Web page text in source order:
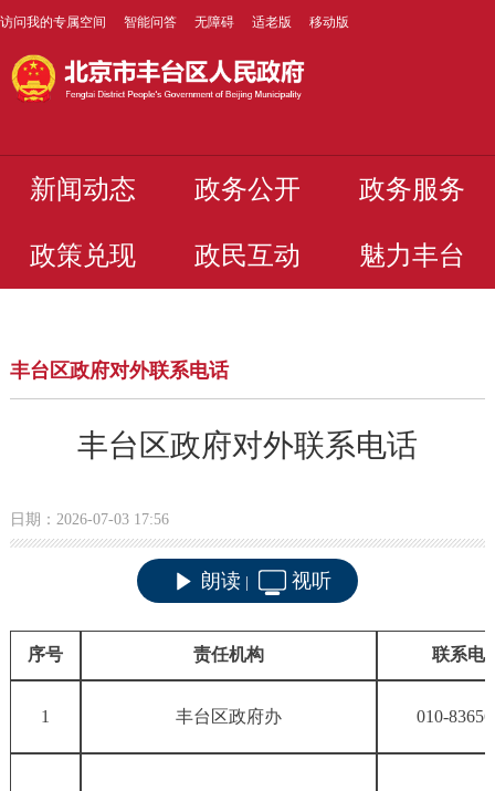
访问我的专属空间 智能问答 无障碍 适老版 移动版
新闻动态 政务公开 政务服务
政策兑现 政民互动 魅力丰台
丰台区政府对外联系电话
丰台区政府对外联系电话
日期：2026-07-03 17:56
朗读 视听
序号 责任机构 联系电
1 丰台区政府办 010-